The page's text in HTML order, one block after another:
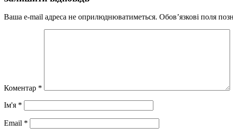
Ваша e-mail адреса не оприлюднюватиметься. Обов’язкові поля
Коментар *
Ім'я *
Email *